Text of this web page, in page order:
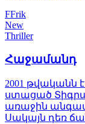
FFrik
New
Thriller
Հաջամանդ
2001 թվականն
ստացած
առաջին անգամ
Սակայն դեռ